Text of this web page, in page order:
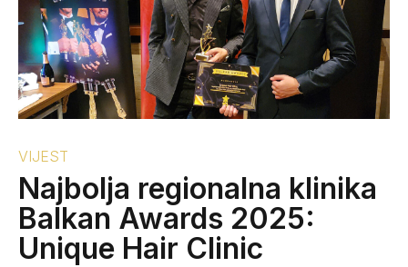
VIJEST
Najbolja regionalna klinika
Balkan Awards 2025:
Unique Hair Clinic